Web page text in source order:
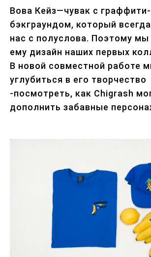
Вова Кейз—чувак с граффити-
бэкграундом, который
нас с полуслова. Поэтому мы
ему дизайн наших первых
В новой совместной работе
углубиться в его творчество
-посмотреть, как Chigrash
дополнить забавные